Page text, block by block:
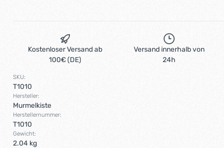
Kostenloser Versand ab
100€ (DE)
Versand innerhalb von
24h
SKU:
T1010
Hersteller:
Murmelkiste
Herstellernummer:
T1010
Gewicht:
2.04 kg